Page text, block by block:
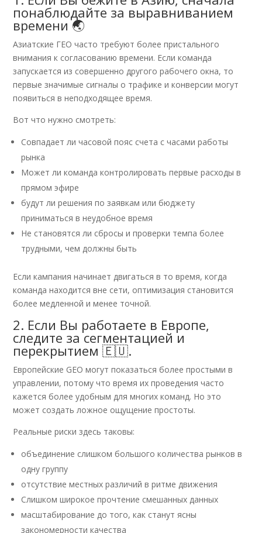
понаблюдайте за выравниванием
времени 🌏
Азиатские ГЕО часто требуют более пристального
внимания к согласованию времени. Если команда
запускается из совершенно другого рабочего окна, то
первые значимые сигналы о трафике и конверсии могут
появиться в неподходящее время.
Вот что нужно смотреть:
Совпадает ли часовой пояс счета с часами работы
рынка
Может ли команда контролировать первые расходы в
прямом эфире
будут ли решения по заявкам или бюджету
приниматься в неудобное время
Не становятся ли сбросы и проверки темпа более
трудными, чем должны быть
Если кампания начинает двигаться в то время, когда
команда находится вне сети, оптимизация становится
более медленной и менее точной.
2. Если Вы работаете в Европе,
следите за сегментацией и
перекрытием 🇪🇺.
Европейские GEO могут показаться более простыми в
управлении, потому что время их проведения часто
кажется более удобным для многих команд. Но это
может создать ложное ощущение простоты.
Реальные риски здесь таковы:
объединение слишком большого количества рынков в
одну группу
отсутствие местных различий в ритме движения
Слишком широкое прочтение смешанных данных
масштабирование до того, как станут ясны
закономерности качества